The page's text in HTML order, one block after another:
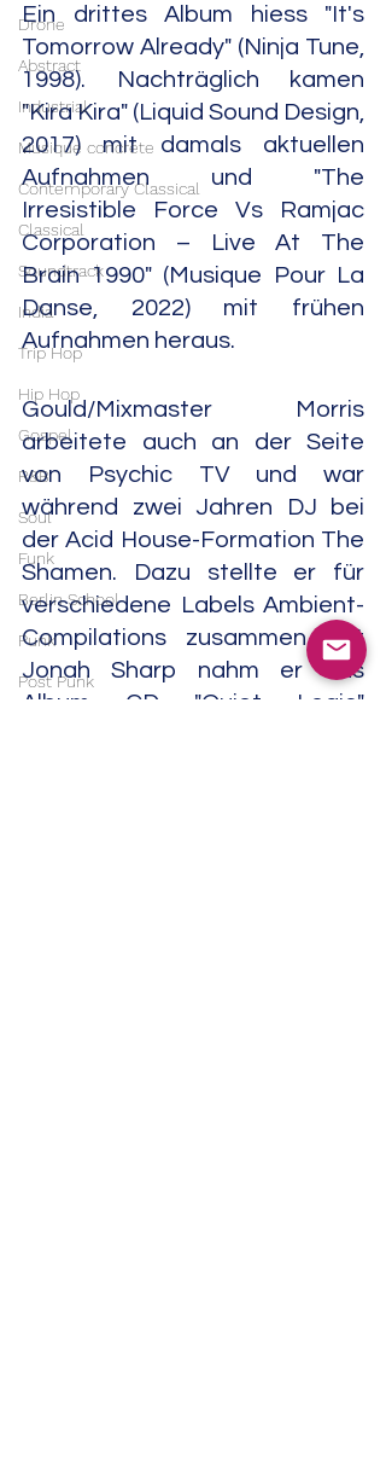
Drone
Abstract
Industrial
Musique concrète
Contemporary Classical
Classical
Soundtrack
India
Trip Hop
Hip Hop
Gospel
R&B
Soul
Funk
Berlin School
Punk
Post Punk
Ein drittes Album hiess "It's
Tomorrow Already" (Ninja Tune,
1998). Nachträglich kamen
"Kira Kira" (Liquid Sound Design,
2017) mit damals aktuellen
Aufnahmen und "The
Irresistible Force Vs Ramjac
Corporation – Live At The
Brain 1990" (Musique Pour La
Danse, 2022) mit frühen
Aufnahmen heraus.
Gould/Mixmaster Morris
arbeitete auch an der Seite
von Psychic TV und war
während zwei Jahren DJ bei
der Acid House-Formation The
Shamen. Dazu stellte er für
verschiedene Labels Ambient-
Compilations zusammen. Mit
Jonah Sharp nahm er das
Album CD "Quiet Logic"